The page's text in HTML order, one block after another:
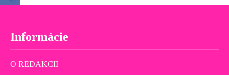
Informácie
O REDAKCII